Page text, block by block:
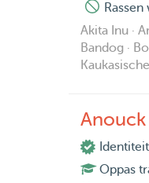
Akita Inu ·
Bandog ·
Oppas